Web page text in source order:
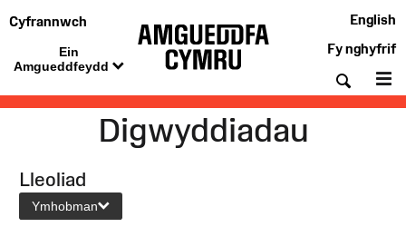
Cyfrannwch
Ein
Amgueddfeydd
English
Fy nghyfrif
Digwyddiadau
Lleoliad
Ymhobman